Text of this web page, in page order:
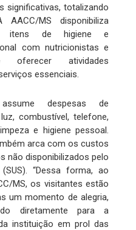
significativas, totalizando
MS disponibiliza
itens de higiene e
com nutricionistas e
atividades
essenciais.
despesas de
combustível, telefone,
e higiene pessoal.
arca com os custos
não disponibilizados pelo
“Dessa forma, ao
MS, os visitantes estão
um momento de alegria,
diretamente para a
instituição em prol das